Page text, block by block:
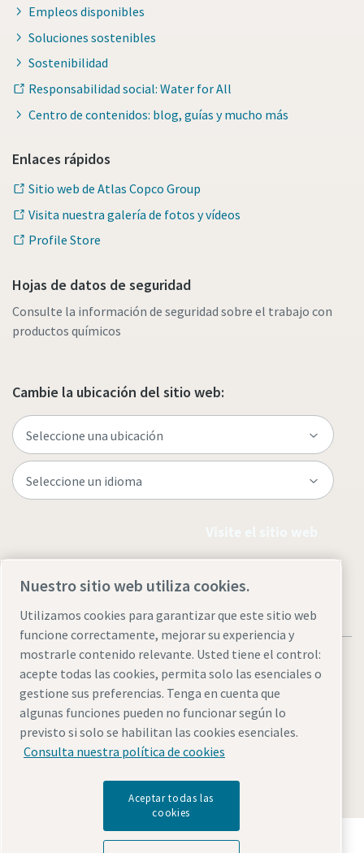
Empleos disponibles
Soluciones sostenibles
Sostenibilidad
Responsabilidad social: Water for All
Centro de contenidos: blog, guías y mucho más
Enlaces rápidos
Sitio web de Atlas Copco Group
Visita nuestra galería de fotos y vídeos
Profile Store
Hojas de datos de seguridad
Consulte la información de seguridad sobre el trabajo con
productos químicos
Cambie la ubicación del sitio web:
Avisos legales y de privacidadAdministrar cookies
Accesibilidad
Mapa del sitio
© 2026 Atlas Copco
Descubre cómo Atlas Copco Group impulsa la
Nuestro sitio web utiliza cookies.
Utilizamos cookies para garantizar que este sitio web
funcione correctamente, mejorar su experiencia y
mostrarle contenido relevante. Usted tiene el control:
acepte todas las cookies, permita solo las esenciales o
gestione sus preferencias. Tenga en cuenta que
algunas funciones pueden no funcionar según lo
previsto si solo se habilitan las cookies esenciales.
Consulta nuestra política de cookies
Aceptar todas las
cookies